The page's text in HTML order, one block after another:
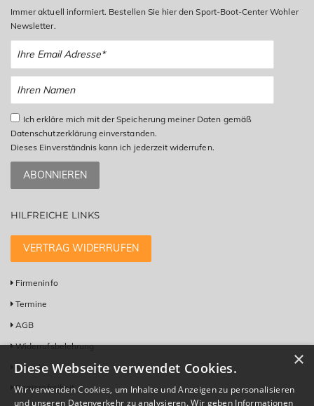
Immer aktuell informiert. Bestellen Sie hier den Sport-Boot-Center Wohler
Newsletter.
Ich erkläre mich mit der Speicherung meiner Daten gemäß
Datenschutzerklärung einverstanden.
Dieses Einverständnis kann ich jederzeit widerrufen.
ABONNIEREN
HILFREICHE LINKS
VERTRAG WIDERRUFEN
Firmeninfo
Termine
AGB
Widerrufsbelehrung
Kontakt
Barrierefreiheit
×
Diese Webseite verwendet Cookies.
Wir verwenden Cookies, um Inhalte und Anzeigen zu personalisieren
und unseren Datenverkehr zu analysieren. Wir geben Informationen